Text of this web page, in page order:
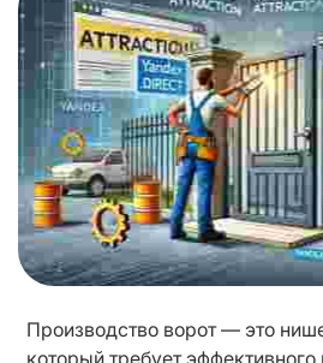
Производство ворот — это
который требует